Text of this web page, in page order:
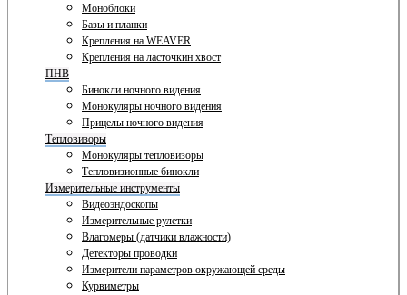
Моноблоки
Базы и планки
Крепления на WEAVER
Крепления на ласточкин хвост
ПНВ
Бинокли ночного видения
Монокуляры ночного видения
Прицелы ночного видения
Тепловизоры
Монокуляры тепловизоры
Тепловизионные бинокли
Измерительные инструменты
Видеоэндоскопы
Измерительные рулетки
Влагомеры (датчики влажности)
Детекторы проводки
Измерители параметров окружающей среды
Курвиметры